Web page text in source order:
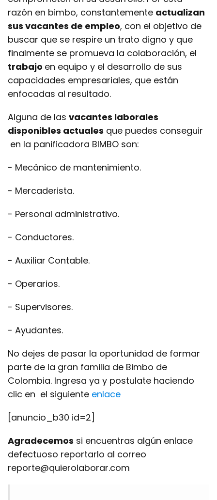
razón en bimbo, constantemente actualizan
sus vacantes de empleo, con el objetivo de
buscar que se respire un trato digno y que
finalmente se promueva la colaboración, el
trabajo en equipo y el desarrollo de sus
capacidades empresariales, que están
enfocadas al resultado.
Alguna de las vacantes laborales
disponibles actuales que puedes conseguir
en la panificadora BIMBO son:
- Mecánico de mantenimiento.
- Mercaderista.
- Personal administrativo.
- Conductores.
- Auxiliar Contable.
- Operarios.
- Supervisores.
- Ayudantes.
No dejes de pasar la oportunidad de formar
parte de la gran familia de Bimbo de
Colombia. Ingresa ya y postulate haciendo
clic en el siguiente enlace
[anuncio_b30 id=2]
Agradecemos si encuentras algún enlace
defectuoso reportarlo al correo
reporte@quierolaborar.com